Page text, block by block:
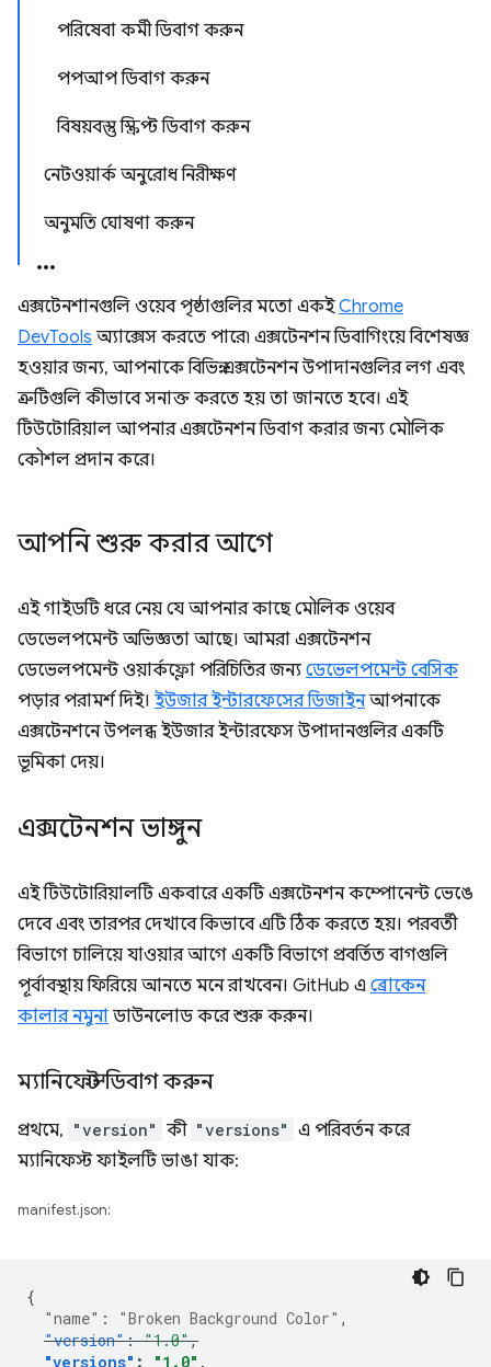
পরিষেবা কর্মী ডিবাগ করুন
পপআপ ডিবাগ করুন
বিষয়বস্তু স্ক্রিপ্ট ডিবাগ করুন
নেটওয়ার্ক অনুরোধ নিরীক্ষণ
অনুমতি ঘোষণা করুন
এক্সটেনশানগুলি ওয়েব পৃষ্ঠাগুলির মতো একইChrome
DevTools অ্যাক্সেস করতে পারে৷ এক্সটেনশন ডিবাগিংয়ে বিশেষজ্ঞ
হওয়ার জন্য, আপনাকে বিভিন্ন এক্সটেনশন উপাদানগুলির লগ এবং
ত্রুটিগুলি কীভাবে সনাক্ত করতে হয় তা জানতে হবে। এই
টিউটোরিয়াল আপনার এক্সটেনশন ডিবাগ করার জন্য মৌলিক
কৌশল প্রদান করে।
আপনি শুরু করার আগে
এই গাইডটি ধরে নেয় যে আপনার কাছে মৌলিক ওয়েব
ডেভেলপমেন্ট অভিজ্ঞতা আছে। আমরা এক্সটেনশন
ডেভেলপমেন্ট ওয়ার্কফ্লো পরিচিতির জন্য ডেভেলপমেন্ট বেসিক
পড়ার পরামর্শ দিই। ইউজার ইন্টারফেসের ডিজাইনআপনাকে
এক্সটেনশনে উপলব্ধ ইউজার ইন্টারফেস উপাদানগুলির একটি
ভূমিকা দেয়।
এক্সটেনশন ভাঙ্গুন
এই টিউটোরিয়ালটি একবারে একটি এক্সটেনশন কম্পোনেন্ট ভেঙে
দেবে এবং তারপর দেখাবে কিভাবে এটি ঠিক করতে হয়। পরবর্তী
বিভাগে চালিয়ে যাওয়ার আগে একটি বিভাগে প্রবর্তিত বাগগুলি
পূর্বাবস্থায় ফিরিয়ে আনতে মনে রাখবেন। GitHub এ ব্রোকেন
কালার নমুনা ডাউনলোড করে শুরু করুন।
ম্যানিফেস্ট ডিবাগ করুন
প্রথমে, "version" কী "versions" এ পরিবর্তন করে
ম্যানিফেস্ট ফাইলটি ভাঙা যাক:
manifest.json:
{
"name" : "Broken Background Color" ,
"version": "1.0",
"versions" : "1.0" ,